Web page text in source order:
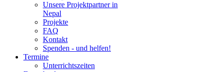
Unsere Projektpartner in
Nepal
Projekte
FAQ
Kontakt
Spenden - und helfen!
Termine
Unterrichtszeiten